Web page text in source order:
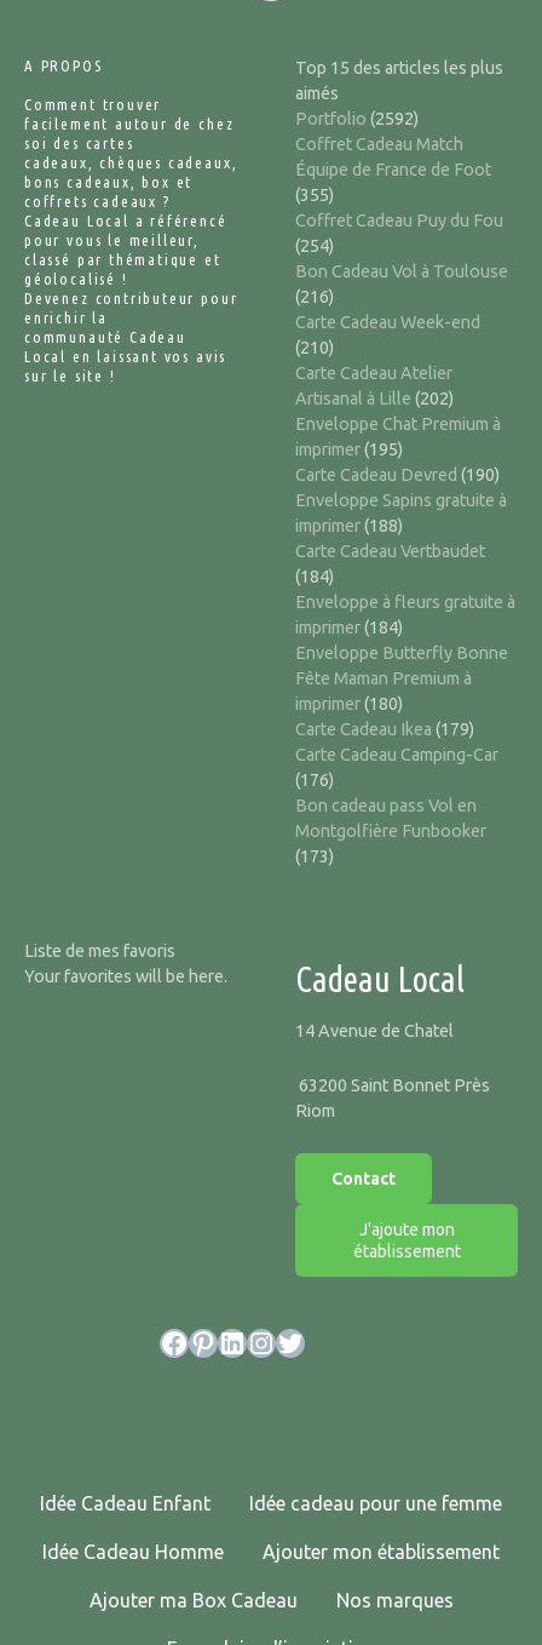
A PROPOS
Comment trouver
facilement autour de chez
soi des cartes
cadeaux, chèques cadeaux,
bons cadeaux, box et
coffrets cadeaux ?
Cadeau Local a référencé
pour vous le meilleur,
classé par thématique et
géolocalisé !
Devenez contributeur pour
enrichir la
communauté Cadeau
Local en laissant vos avis
sur le site !
Top 15 des articles les plus
aimés
Portfolio (2592)
Coffret Cadeau Match
Équipe de France de Foot
(355)
Coffret Cadeau Puy du Fou
(254)
Bon Cadeau Vol à Toulouse
(216)
Carte Cadeau Week-end
(210)
Carte Cadeau Atelier
Artisanal à Lille (202)
Enveloppe Chat Premium à
imprimer(195)
Carte Cadeau Devred (190)
Enveloppe Sapins gratuite à
imprimer(188)
Carte Cadeau Vertbaudet
(184)
Enveloppe à fleurs gratuite à
imprimer(184)
Enveloppe Butterfly Bonne
Fête Maman Premium à
imprimer(180)
Carte Cadeau Ikea (179)
Carte Cadeau Camping-Car
(176)
Bon cadeau pass Vol en
Montgolfière Funbooker
(173)
Liste de mes favoris
Your favorites will be here.
Cadeau Local
14 Avenue de Chatel
63200 Saint Bonnet Près
Riom
Contact
J'ajoute mon
établissement
Facebook Pinterest LinkedIn InstagramTwitter
Idée Cadeau Enfant Idée cadeau pour une femme
Idée Cadeau Homme Ajouter mon établissement
Ajouter ma Box Cadeau Nos marques